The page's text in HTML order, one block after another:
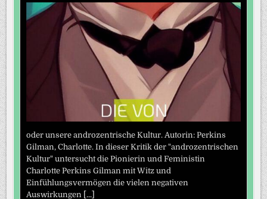
oder unsere androzentrische Kultur. Autorin: Perkins
Gilman, Charlotte. In dieser Kritik der "androzentrischen
Kultur" untersucht die Pionierin und Feministin
Charlotte Perkins Gilman mit Witz und
Einfühlungsvermögen die vielen negativen
Auswirkungen
[...]